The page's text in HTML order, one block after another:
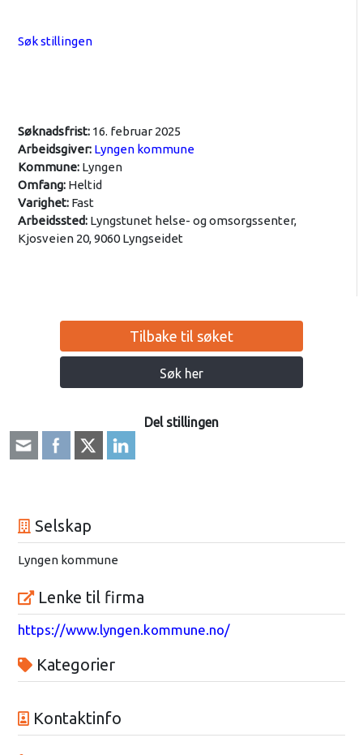
Søk stillingen
Søknadsfrist: 16. februar 2025
Arbeidsgiver: Lyngen kommune
Kommune: Lyngen
Omfang: Heltid
Varighet: Fast
Arbeidssted: Lyngstunet helse- og omsorgssenter,
Kjosveien 20, 9060 Lyngseidet
Tilbake til søket
Søk her
Del stillingen
Selskap
Lyngen kommune
Lenke til firma
https://www.lyngen.kommune.no/
Kategorier
Kontaktinfo